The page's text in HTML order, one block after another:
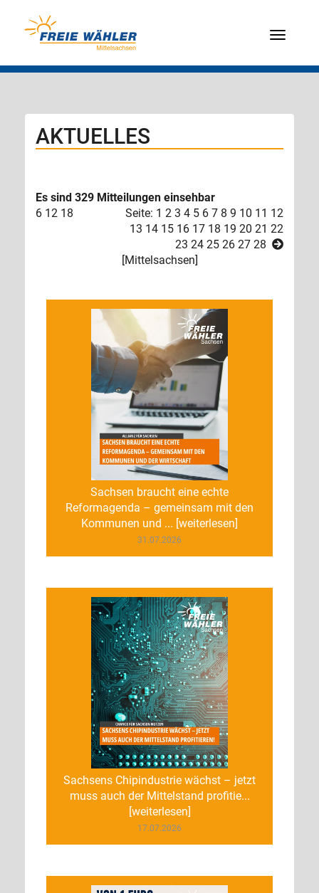
Menü
AKTUELLES
Es sind 329 Mitteilungen einsehbar
6 12 18 Seite: 1 2 3 4 5 6 7 8 9 10 11 12
13 14 15 16 17 18 19 20 21 22
23 24 25 26 27 28
[Mittelsachsen]
Sachsen braucht eine echte
Reformagenda – gemeinsam mit den
Kommunen und ... [weiterlesen]
31.07.2026
Sachsens Chipindustrie wächst – jetzt
muss auch der Mittelstand profitie...
[weiterlesen]
17.07.2026